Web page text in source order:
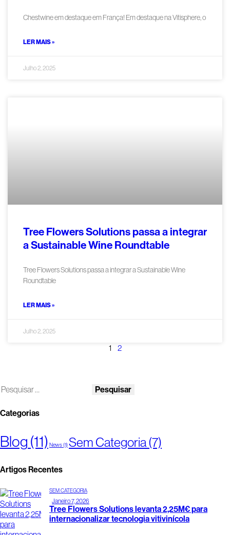
Chestwine em destaque em França! Em destaque na Vitisphere, o
LER MAIS »
Julho 2, 2025
Tree Flowers Solutions passa a integrar
a Sustainable Wine Roundtable
Tree Flowers Solutions passa a integrar a Sustainable Wine
Roundtable
LER MAIS »
Julho 2, 2025
1 2
Categorias
Blog(11) News(1)Sem Categoria(7)
Artigos Recentes
SEM CATEGORIA
Janeiro 7, 2026
Tree Flowers Solutions levanta 2,25M€ para
internacionalizar tecnologia vitivinícola